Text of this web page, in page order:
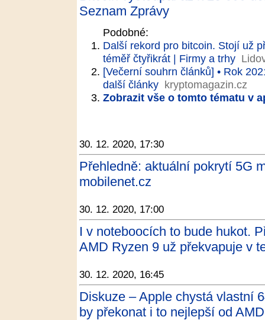
Seznam Zprávy
Podobné:
Další rekord pro bitcoin. Stojí už
téměř čtyřikrát | Firmy a trhy
[Večerní souhrn článků] • Rok
další články kryptomagazin.cz
Zobrazit vše o tomto tématu v
30. 12. 2020, 17:30
Přehledně: aktuální pokrytí 5G
mobilenet.cz
30. 12. 2020, 17:00
I v noteboocích to bude hukot.
AMD Ryzen 9 už překvapuje v
30. 12. 2020, 16:45
Diskuze – Apple chystá vlastní
by překonat i to nejlepší od